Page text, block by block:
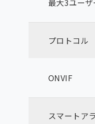
最大3ユー
プロトコル
ONVIF
スマートア